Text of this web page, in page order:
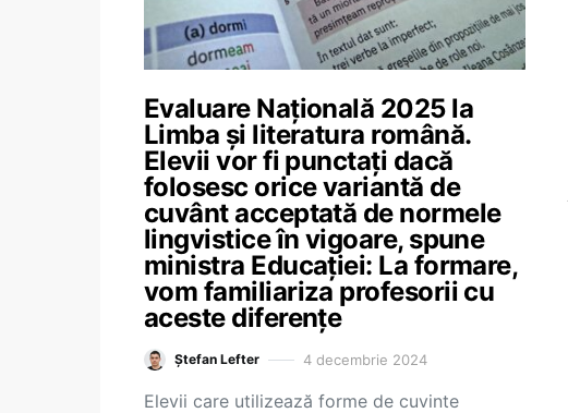
Evaluare Națională 2025 la
Limba și literatura română.
Elevii vor fi punctați dacă
folosesc orice variantă de
cuvânt acceptată de normele
lingvistice în vigoare, spune
ministra Educației: La formare,
vom familiariza profesorii cu
aceste diferențe
Ștefan Lefter 4 decembrie 2024
Elevii care utilizează forme de cuvinte